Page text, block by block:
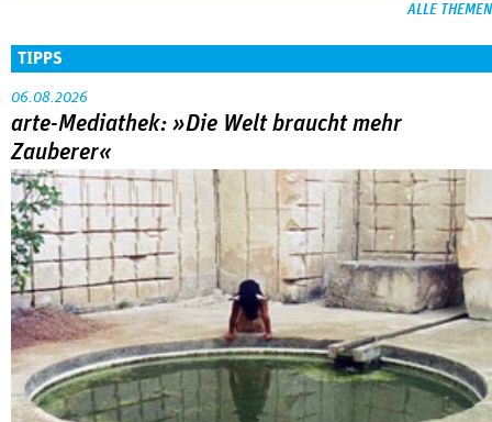
ALLE THEMEN
TIPPS
06.08.2026
arte-Mediathek: »Die Welt braucht mehr
Zauberer«